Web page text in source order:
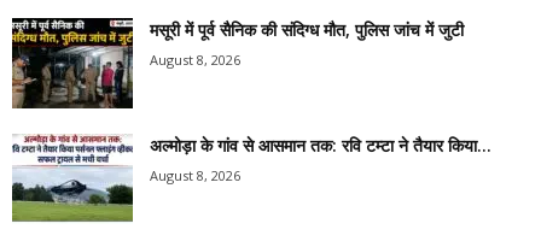
मसूरी में पूर्व सैनिक की संदिग्ध मौत, पुलिस जांच में जुटी
August 8, 2026
अल्मोड़ा के गांव से आसमान तक: रवि टम्टा ने तैयार किया...
August 8, 2026